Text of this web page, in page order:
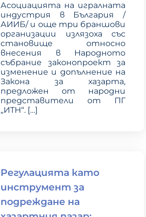
Асоциацията на игралната
индустрия в България /
АИИБ/ и още три браншови
организации излязоха със
становище относно
внесения в Народното
събрание законопроект за
изменение и допълнение на
Закона за хазарта,
предложен от народни
представители от ПГ
„ИТН“. […]
Регулацията като
инструмент за
подреждане на